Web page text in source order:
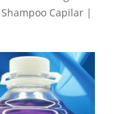
Shampoo Capilar|